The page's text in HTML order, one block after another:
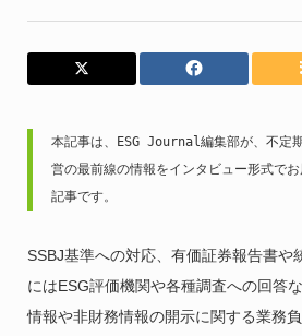
本記事は、ESG Journal編集部が、不定
営の最前線の情報をインタビュー形式で
記事です。
SSBJ基準への対応、有価証券報告書や
にはESG評価機関や各種調査への回答
情報や非財務情報の開示に関する業務